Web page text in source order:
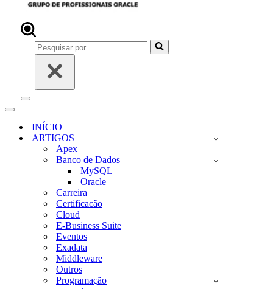
Pesquisar
por...
Menu
navegação
Menu
navegaçãoINÍCIO
ARTIGOS
Apex
Banco de Dados
MySQL
Oracle
Carreira
Certificacão
Cloud
E-Business Suite
Eventos
Exadata
Middleware
Outros
Programação